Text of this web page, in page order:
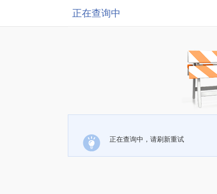
正在查询中
正在查询中，请刷新重试